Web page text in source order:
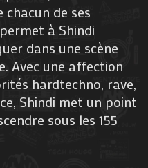
de ses
à Shindi
dans une scène
Avec une affection
hardtechno, rave,
Shindi met un point
sous les 155